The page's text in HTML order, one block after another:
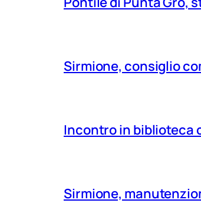
Sirmione, consiglio
Incontro in biblioteca
Sirmione,